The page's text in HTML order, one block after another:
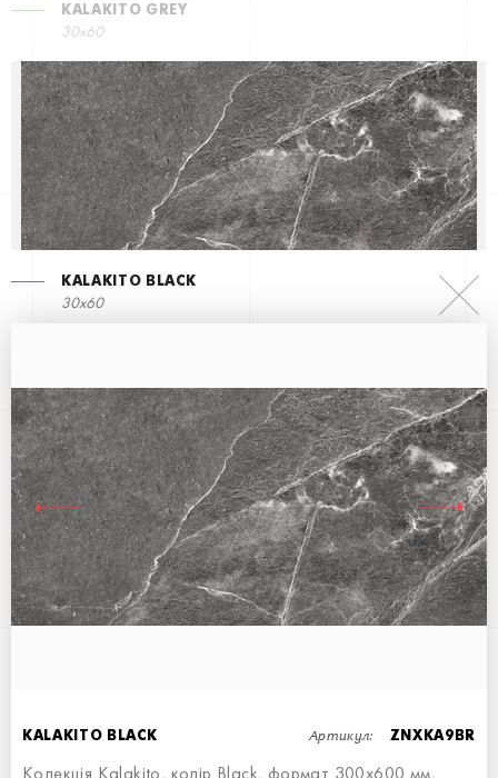
KALAKITO GREY
30x60
KALAKITO BLACK
30x60
KALAKITO BLACK Артикул: ZNXKA9BR
KALAKITO IVORY
60x60